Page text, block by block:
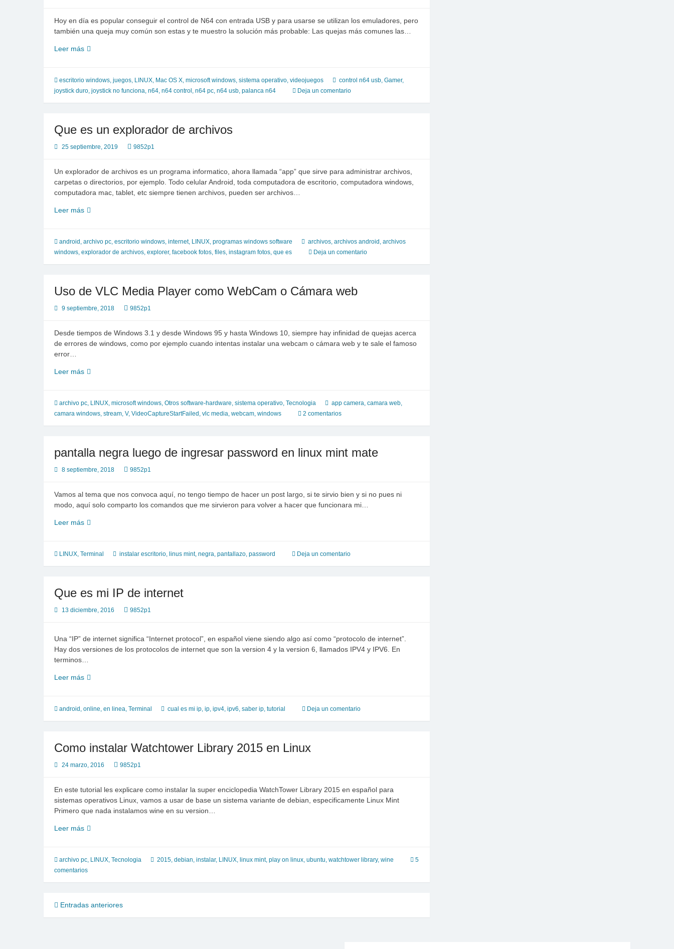
Hoy en día es popular conseguir el control de N64 con entrada USB y para usarse se utilizan los emuladores, pero
también una queja muy común son estas y te muestro la solución más probable: Las quejas más comunes las…
Leer másSolución
N64
Usb
Esta
muy
no
funcionan
diagonales
escritorio windows, juegos, LINUX, Mac OS X, microsoft windows, sistema operativo, videojuegos control n64 usb, Gamer,
joystick duro, joystick no funciona, n64, n64 control , n64 pc, n64 usb, palanca n64 Deja un comentario
Que es un explorador de archivos
25 septiembre, 2019 9852p1
Un explorador de archivos es un programa informatico, ahora llamada “app” que sirve para administrar archivos,
carpetas o directorios, por ejemplo. Todo celular Android, toda computadora de escritorio, computadora windows,
computadora mac, tablet, etc siempre tienen archivos, pueden ser archivos…
Leer másQue
explorador
de
android , archivo pc, escritorio windows, internet, LINUX, programas windows software archivos, archivos android , archivos
windows, explorador de archivos, explorer, facebook fotos, files, instagram fotos, que es Deja un comentario
Uso de VLC Media Player como WebCam o Cámara web
9 septiembre, 2018 9852p1
Desde tiempos de Windows 3.1 y desde Windows 95 y hasta Windows 10, siempre hay infinidad de quejas acerca
de errores de windows, como por ejemplo cuando intentas instalar una webcam o cámara web y te sale el famoso
error…
Leer másUso
Media
Player
Cámara
web
archivo pc, LINUX, microsoft windows, Otros software-hardware, sistema operativo, Tecnologia app camera, camara web,
camara windows, stream, V, VideoCaptureStartFailed, vlc media, webcam, windows 2 comentarios
pantalla negra luego de ingresar password en linux mint mate
8 septiembre, 2018 9852p1
Vamos al tema que nos convoca aquí, no tengo tiempo de hacer un post largo, si te sirvio bien y si no pues ni
modo, aquí solo comparto los comandos que me sirvieron para volver a hacer que funcionara mi…
Leer máspantalla
de
linux
mint
LINUX, Terminal instalar escritorio, linus mint, negra, pantallazo, password Deja un comentario
Que es mi IP de internet
13 diciembre, 2016 9852p1
Una “IP” de internet significa “Internet protocol”, en español viene siendo algo así como “protocolo de internet”.
Hay dos versiones de los protocolos de internet que son la version 4 y la version 6, llamados IPV4 y IPV6. En
terminos…
Leer másQue
IP
android, online, en linea, Terminal cual es mi ip, ip, ipv4, ipv6, saber ip, tutorial Deja un comentario
Como instalar Watchtower Library 2015 en Linux
24 marzo, 2016 9852p1
En este tutorial les explicare como instalar la super enciclopedia WatchTower Library 2015 en español para
sistemas operativos Linux, vamos a usar de base un sistema variante de debian, especificamente Linux Mint
Primero que nada instalamos wine en su version…
Leer másComo
Library
2015
archivo pc, LINUX, Tecnologia 2015, debian, instalar, LINUX, linux mint, play on linux, ubuntu, watchtower library, wine
5
comentarios
Navegación
Entradas anteriores